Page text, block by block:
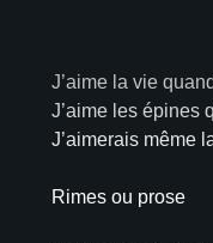
J’aime la vie
J’aime les épines
J’aimerais même
Rimes ou prose